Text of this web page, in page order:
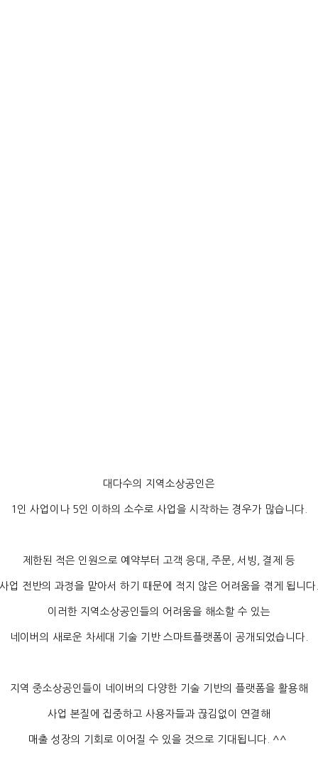
대다수의 지역소상공인은
1 인 사업이나 5인 이하의 소수로 사업을 시작하는 경우가 많습니다
제한된 적은 인원으로 예약부터 고객 응대 주문 서빙 결제 등
사업 전반의 과정을 맡아서 하기 때문에 적지 않은 어려움을 겪게 됩니다
이러한 지역소상공인들의 어려움을 해소할 수 있는
네이버의 새로운 차세대 기술 기반 스마트플랫폼이 공개되었습니다
지역 중소상공인들이 네이버의 다양한 기술 기반의 플랫폼을 활용해
사업 본질에 집중하고 사용자들과 끊김없이 연결해
매출 성장의 기회로 이어질 수 있을 것으로 기대됩니다 . ^^